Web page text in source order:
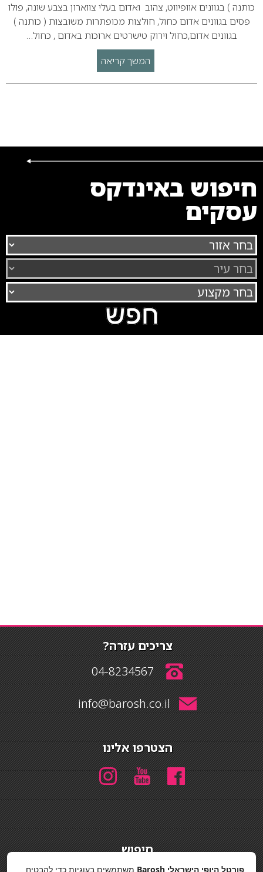
כותנה ) בגוונים אוופיווט, צהוב ואדום בעלי צווארון בצבע שונה, פולו
פסים בגוונים אדום כחול, חולצות מכופתרות משובצות ( כותנה )
בגוונים אדום,כחול וירוק טישרטים ארוכות באדום , כחול…
המשך קריאה
חיפוש באינדקס
עסקים
צריכים עזרה?
04-8234567
info@barosh.co.il
הצטרפו אלינו
חיפוש
פורטל היופי הישראלי Barosh משתמשים בעוגיות כדי להבטיח